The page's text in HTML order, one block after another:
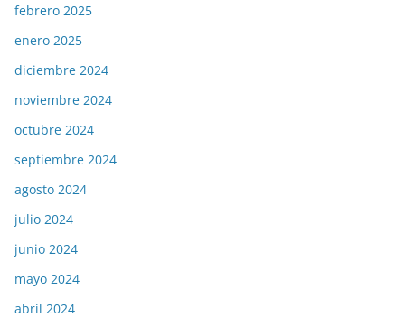
febrero 2025
enero 2025
diciembre 2024
noviembre 2024
octubre 2024
septiembre 2024
agosto 2024
julio 2024
junio 2024
mayo 2024
abril 2024